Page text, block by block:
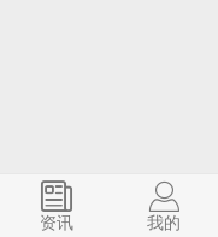
资讯 我的